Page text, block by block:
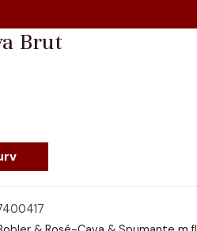
Brut